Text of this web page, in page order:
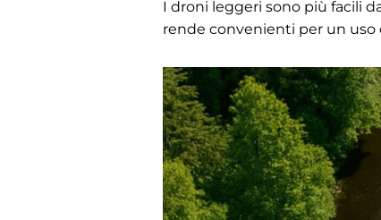
I droni leggeri sono più facili
rende convenienti per un uso